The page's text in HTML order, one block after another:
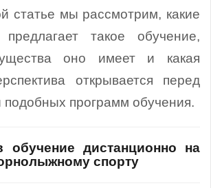
статье мы рассмотрим, какие
предлагает такое обучение,
оно имеет и какая
открывается перед
подобных программ обучения.
обучение дистанционно на
спорту